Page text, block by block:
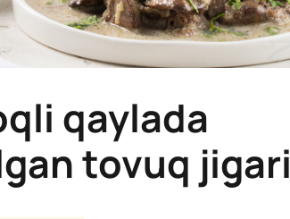
qaylada
tovuq jigari